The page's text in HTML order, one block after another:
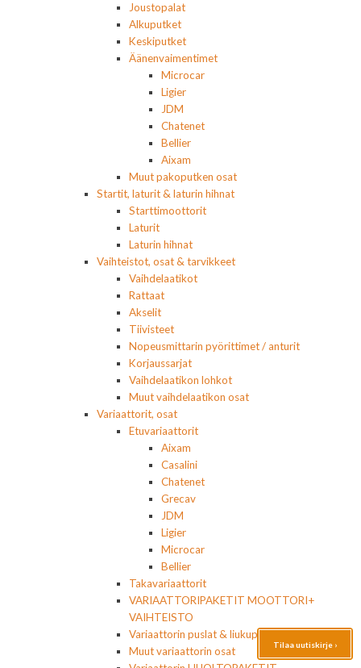
Joustopalat
Alkuputket
Keskiputket
Äänenvaimentimet
Microcar
Ligier
JDM
Chatenet
Bellier
Aixam
Muut pakoputken osat
Startit, laturit & laturin hihnat
Starttimoottorit
Laturit
Laturin hihnat
Vaihteistot, osat & tarvikkeet
Vaihdelaatikot
Rattaat
Akselit
Tiivisteet
Nopeusmittarin pyörittimet / anturit
Korjaussarjat
Vaihdelaatikon lohkot
Muut vaihdelaatikon osat
Variaattorit, osat
Etuvariaattorit
Aixam
Casalini
Chatenet
Grecav
JDM
Ligier
Microcar
Bellier
Takavariaattorit
VARIAATTORIPAKETIT MOOTTORI+
VAIHTEISTO
Variaattorin puslat & liukupalat
Muut variaattorin osat
Tilaa uutiskirje ›